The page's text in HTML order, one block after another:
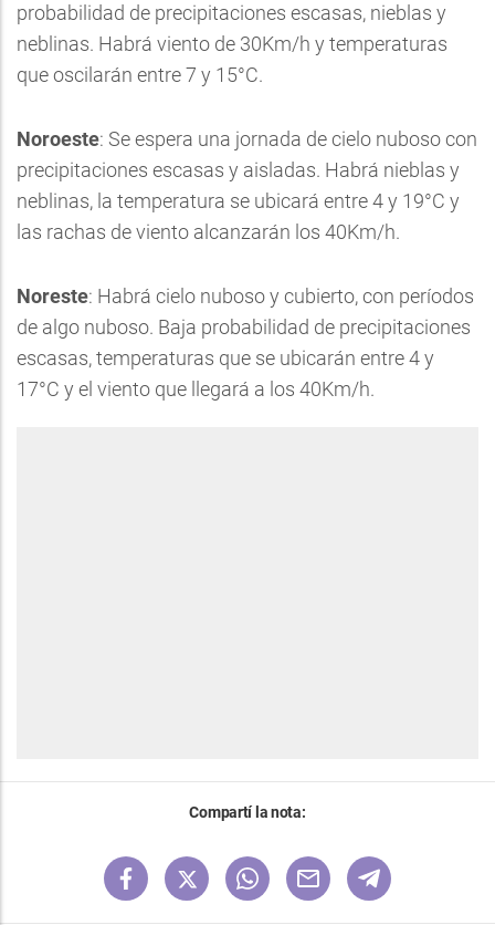
probabilidad de precipitaciones escasas, nieblas y
neblinas. Habrá viento de 30Km/h y temperaturas
que oscilarán entre 7 y 15°C.
Noroeste: Se espera una jornada de cielo nuboso con
precipitaciones escasas y aisladas. Habrá nieblas y
neblinas, la temperatura se ubicará entre 4 y 19°C y
las rachas de viento alcanzarán los 40Km/h.
Noreste: Habrá cielo nuboso y cubierto, con períodos
de algo nuboso. Baja probabilidad de precipitaciones
escasas, temperaturas que se ubicarán entre 4 y
17°C y el viento que llegará a los 40Km/h.
Compartí la nota: